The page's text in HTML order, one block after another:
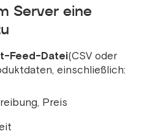
Server eine
Feed-Datei(CSV oder
einschließlich:
Preis